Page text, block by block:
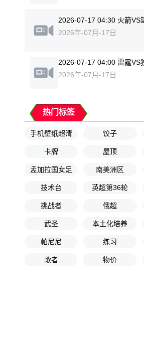
2026-07-17 04:30 火箭VS
2026年-07月-17日
2026-07-17 04:00 雷霆VS
2026年-07月-17日
热门标签
手机壁纸超清 饺子
卡牌 屋顶
孟加拉国女足 南美洲区
技术台 英超第36轮
挑战者 俄超
武圣 本土化培养
帕尼尼 练习
歌者 物价